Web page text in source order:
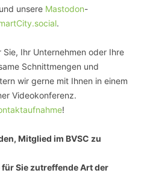
unsere Mastodon-
.
Ihr Unternehmen oder Ihre
Schnittmengen und
wir gerne mit Ihnen in einem
Videokonferenz.
!
Mitglied im BVSC zu
Sie zutreffende Art der